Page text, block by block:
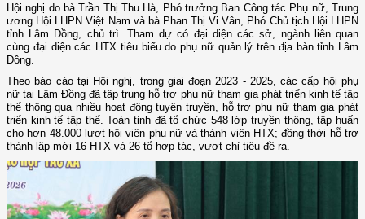
Hội nghị do bà Trần Thị Thu Hà, Phó trưởng Ban Công tác Phụ nữ, Trung
ương Hội LHPN Việt Nam và bà Phan Thị Vi Vân, Phó Chủ tịch Hội LHPN
tỉnh Lâm Đồng, chủ trì. Tham dự có đại diện các sở, ngành liên quan
cùng đại diện các HTX tiêu biểu do phụ nữ quản lý trên địa bàn tỉnh Lâm
Đồng.
Theo báo cáo tại Hội nghị, trong giai đoạn 2023 - 2025, các cấp hội phụ
nữ tại Lâm Đồng đã tập trung hỗ trợ phụ nữ tham gia phát triển kinh tế tập
thể thông qua nhiều hoạt động tuyên truyền, hỗ trợ phụ nữ tham gia phát
triển kinh tế tập thể. Toàn tỉnh đã tổ chức 548 lớp truyền thông, tập huấn
cho hơn 48.000 lượt hội viên phụ nữ và thành viên HTX; đồng thời hỗ trợ
thành lập mới 16 HTX và 26 tổ hợp tác, vượt chỉ tiêu đề ra.